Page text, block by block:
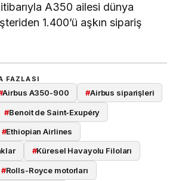
A350 ailesi dünya
1.400’ü aşkın sipariş
FAZLASI
Airbus A350-900 #Airbus siparişleri
#Benoit de Saint-Exupéry
#Ethiopian Airlines
#Küresel Havayolu Filoları
#Rolls-Royce motorları